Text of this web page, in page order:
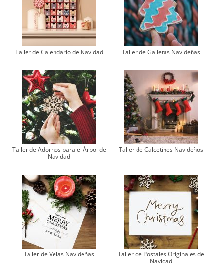
Taller de Calendario de Navidad Taller de Galletas Navideñas
Taller de Adornos para el Árbol de
Navidad
Taller de Calcetines Navideños
Taller de Velas Navideñas
Taller de Postales Originales de
Navidad